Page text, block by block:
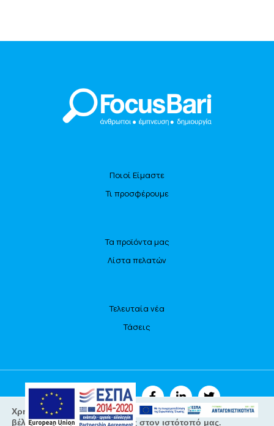
Ποιοί Είμαστε
Τι προσφέρουμε
Τα προϊόντα μας
Λίστα πελατών
Τελευταία νέα
Τάσεις
ΑΚΟΛΟΥΘΗΣΤΕ ΜΑΣ
Χρησιμοποιούμε cookies για να σας προσφέρουμε τη
βέλτιστη εμπειρία πλοήγησης στον ιστότοπό μας.